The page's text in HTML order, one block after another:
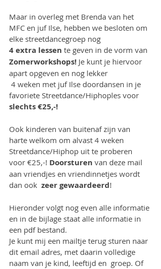
Maar in overleg met Brenda van het
MFC en juf Ilse, hebben we besloten om
elke streetdancegroep nog
4 extra lessen te geven in de vorm van
Zomerworkshops! Je kunt je hiervoor
apart opgeven en nog lekker
favoriete Streetdance/Hiphoples voor
slechts €25,-!
Ook kinderen van buitenaf zijn van
harte welkom om alvast 4 weken
Streetdance/Hiphop uit te proberen
voor €25,-! Doorsturen van deze mail
aan vriendjes en vriendinnetjes wordt
dan ook zeer gewaardeerd!
Hieronder volgt nog even alle informatie
en in de bijlage staat alle informatie in
een pdf bestand.
Je kunt mij een mailtje terug sturen naar
dit email adres, met daarin volledige
naam van je kind, leeftijd en  groep. Of